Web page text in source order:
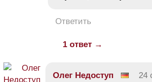
Ответить
1 ответ →
Олег Недоступ 24